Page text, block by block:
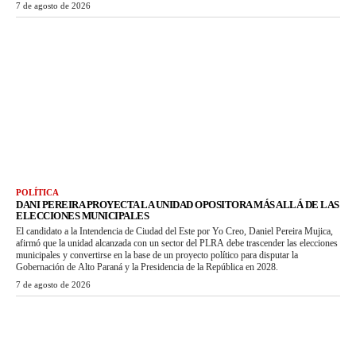
7 de agosto de 2026
POLÍTICA
DANI PEREIRA PROYECTA LA UNIDAD OPOSITORA MÁS ALLÁ DE LAS
ELECCIONES MUNICIPALES
El candidato a la Intendencia de Ciudad del Este por Yo Creo, Daniel Pereira Mujica,
afirmó que la unidad alcanzada con un sector del PLRA debe trascender las elecciones
municipales y convertirse en la base de un proyecto político para disputar la
Gobernación de Alto Paraná y la Presidencia de la República en 2028.
7 de agosto de 2026